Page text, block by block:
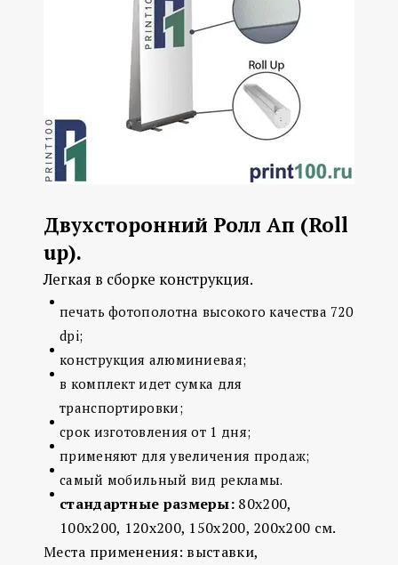
Двухсторонний Ролл Ап (Roll
up).
Легкая в сборке конструкция.
печать фотополотна высокого качества 720
dpi;
конструкция алюминиевая;
в комплект идет сумка для
транспортировки;
срок изготовления от 1 дня;
применяют для увеличения продаж;
самый мобильный вид рекламы.
стандартные размеры: 80х200,
100х200, 120х200, 150х200, 200х200 см.
Места применения: выставки,